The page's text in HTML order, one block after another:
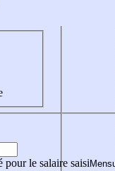
pour le salaire saisi